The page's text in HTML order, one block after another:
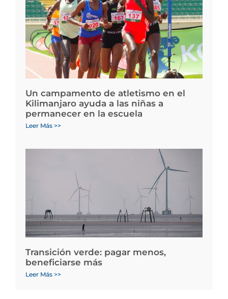
Un campamento de atletismo en el
Kilimanjaro ayuda a las niñas a
permanecer en la escuela
Leer Más >>
Transición verde: pagar menos,
beneficiarse más
Leer Más >>